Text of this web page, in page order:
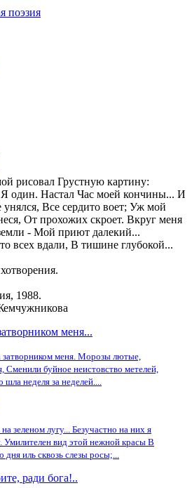
поэзия
рисовал Грустную картину:
один. Настал Час моей кончины... И
унялся, Все сердито воет; Уж мой
От прохожих скроет. Вкруг меня
- Мой приют далекий...
всех вдали, В тишине глубокой...
1988.
меня...
затворником меня. Морозы лютые,
Сменили буйное неистовство метелей,
неделя за неделей....
зеленом лугу... Безучастно на них я
Умилителен вид этой нежной красы В
дня иль сквозь слезы росы;...
ради бога!..